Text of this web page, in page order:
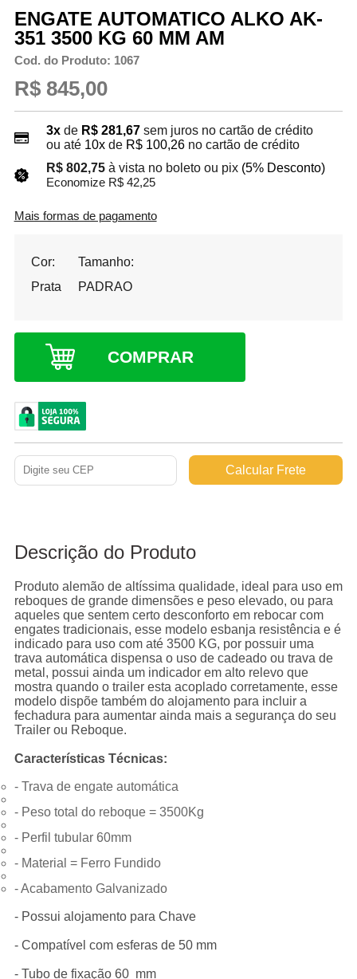
ENGATE AUTOMATICO ALKO AK-
351 3500 KG 60 MM AM
Cod. do Produto: 1067
R$ 845,00
3xde R$ 281,67 sem juros no cartão de crédito
ou até 10xde R$ 100,26no cartão de crédito
R$ 802,75 à vista no boleto ou pix (5% Desconto)
Economize R$ 42,25
Mais formas de pagamento
Cor:
Prata
Tamanho:
PADRAO
COMPRAR
Descrição do Produto
Produto alemão de altíssima qualidade, ideal para uso em
reboques de grande dimensões e peso elevado, ou para
aqueles que sentem certo desconforto em rebocar com
engates tradicionais, esse modelo esbanja resistência e é
indicado para uso com até 3500 KG, por possuir uma
trava automática dispensa o uso de cadeado ou trava de
metal, possui ainda um indicador em alto relevo que
mostra quando o trailer esta acoplado corretamente, esse
modelo dispõe também do alojamento para incluir a
fechadura para aumentar ainda mais a segurança do seu
Trailer ou Reboque.
Características Técnicas:
- Trava de engate automática
- Peso total do reboque = 3500Kg
- Perfil tubular 60mm
- Material = Ferro Fundido
- Acabamento Galvanizado
- Possui alojamento para Chave
- Compatível com esferas de 50 mm
- Tubo de fixação 60 mm